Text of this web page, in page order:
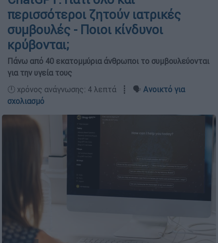
περισσότεροι ζητούν ιατρικές
συμβουλές - Ποιοι κίνδυνοι
κρύβονται;
Πάνω από 40 εκατομμύρια άνθρωποι το συμβουλεύονται
για την υγεία τους
🕛 χρόνος ανάγνωσης: 4 λεπτά ┋ 🗣️ Ανοικτό για
σχολιασμό